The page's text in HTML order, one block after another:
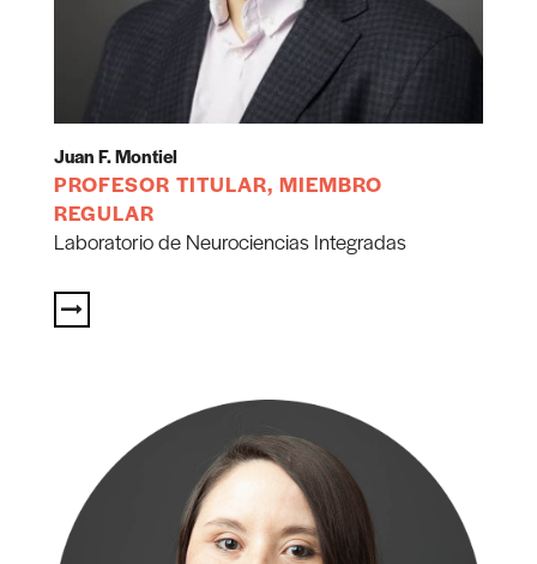
Juan F. Montiel
PROFESOR TITULAR, MIEMBRO
REGULAR
Laboratorio de Neurociencias Integradas